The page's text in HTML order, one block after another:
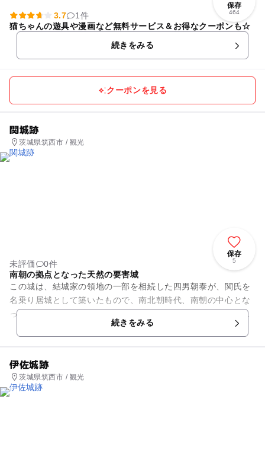
保存
464
3.7
1件
猫ちゃんの遊具や漫画など無料サービス＆お得なクーポンも☆
続きをみる
クーポンを見る
関城跡
茨城県筑西市 / 観光
保存
5
未評価
0件
南朝の拠点となった天然の要害城
この城は、結城家の領地の一部を相続した四男朝泰が、関氏を
名乗り居城として築いたもので、南北朝時代、南朝の中心とな
った城です。市の南端に位置し、かつては東・南・西の三方を
大宝沼に囲まれた台地にあり...続きをみる
伊佐城跡
茨城県筑西市 / 観光